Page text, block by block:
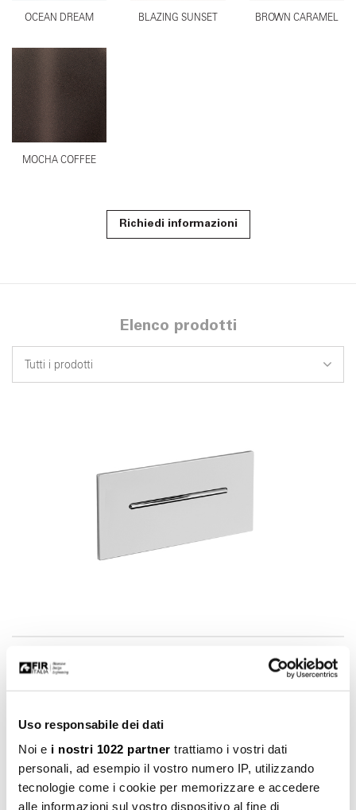
Uso responsabile dei dati
Noi e i nostri 1022 partner trattiamo i vostri dati
personali, ad esempio il vostro numero IP, utilizzando
tecnologie come i cookie per memorizzare e accedere
alle informazioni sul vostro dispositivo al fine di
OCEAN DREAM BLAZING SUNSET BROWN CARAMEL
MOCHA COFFEE
Richiedi informazioni
Elenco prodotti
Art. 85.4413.8